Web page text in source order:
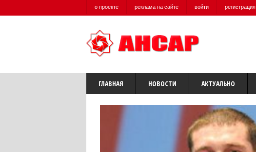
о проекте реклама на сайте войти регистрация
ГЛАВНАЯ НОВОСТИ АКТУАЛЬНО